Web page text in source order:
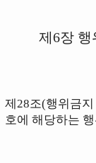
제6장 행
제28조(행위금
호에 해당하는